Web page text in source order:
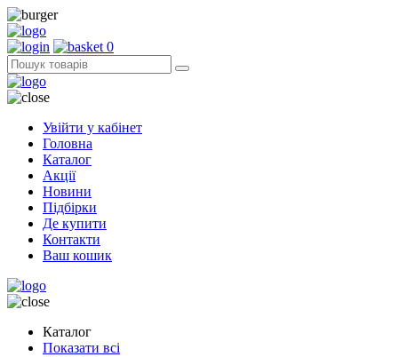
0
Увійти у кабінет
Головна
Каталог
Акції
Новини
Підбірки
Де купити
Контакти
Ваш кошик
Каталог
Показати всі